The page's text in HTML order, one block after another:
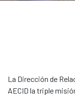
La Dirección de
AECID la triple